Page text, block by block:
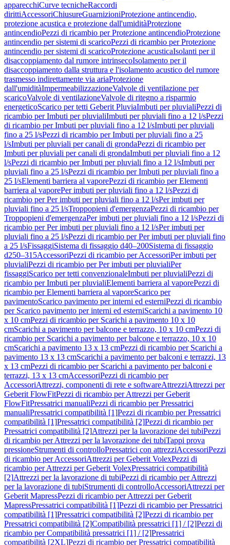
apparecchiCurve tecnicheRaccordi
dirittiAccessoriChiusureGuarnizioniProtezione antincendio,
protezione acustica e protezione dall'umiditàProtezione
antincendioPezzi di ricambio per Protezione antincendioProtezione
antincendio per sistemi di scaricoPezzi di ricambio per Protezione
antincendio per sistemi di scaricoProtezione acusticaIsolanti per il
disaccoppiamento dal rumore intrinsecoIsolamento per il
disaccoppiamento dalla struttura e l'isolamento acustico del rumore
trasmesso indirettamente via ariaProtezione
dall'umiditàImpermeabilizzazioneValvole di ventilazione per
scaricoValvole di ventilazioneValvole di ritegno a risparmio
energeticoScarico per tetti Geberit PluviaImbuti per pluvialiPezzi di
ricambio per Imbuti per pluvialiImbuti per pluviali fino a 12 l/sPezzi
di ricambio per Imbuti per pluviali fino a 12 l/sImbuti per pluviali
fino a 25 l/sPezzi di ricambio per Imbuti per pluviali fino a 25
l/sImbuti per pluviali per canali di grondaPezzi di ricambio per
Imbuti per pluviali per canali di grondaImbuti per pluviali fino a 12
l/sPezzi di ricambio per Imbuti per pluviali fino a 12 l/sImbuti per
pluviali fino a 25 l/sPezzi di ricambio per Imbuti per pluviali fino a
25 l/sElementi barriera al vaporePezzi di ricambio per Elementi
barriera al vaporePer imbuti per pluviali fino a 12 l/sPezzi di
ricambio per Per imbuti per pluviali fino a 12 l/sPer imbuti per
pluviali fino a 25 l/sTroppopieni d'emergenzaPezzi di ricambio per
Troppopieni d'emergenzaPer imbuti per pluviali fino a 12 l/sPezzi di
ricambio per Per imbuti per pluviali fino a 12 l/sPer imbuti per
pluviali fino a 25 l/sPezzi di ricambio per Per imbuti per pluviali fino
a 25 l/sFissaggiSistema di fissaggio d40–200Sistema di fissaggio
d250–315AccessoriPezzi di ricambio per AccessoriPer imbuti per
pluvialiPezzi di ricambio per Per imbuti per pluvialiPer
fissaggiScarico per tetti convenzionaleImbuti per pluvialiPezzi di
ricambio per Imbuti per pluvialiElementi barriera al vaporePezzi di
ricambio per Elementi barriera al vaporeScarico per
pavimentoScarico pavimento per interni ed esterniPezzi di ricambio
per Scarico pavimento per interni ed esterniScarichi a pavimento 10
x 10 cmPezzi di ricambio per Scarichi a pavimento 10 x 10
cmScarichi a pavimento per balcone e terrazzo, 10 x 10 cmPezzi di
ricambio per Scarichi a pavimento per balcone e terrazzo, 10 x 10
cmScarichi a pavimento 13 x 13 cmPezzi di ricambio per Scarichi a
pavimento 13 x 13 cmScarichi a pavimento per balconi e terrazzi, 13
x 13 cmPezzi di ricambio per Scarichi a pavimento per balconi e
terrazzi, 13 x 13 cmAccessoriPezzi di ricambio per
AccessoriAttrezzi, componenti di rete e softwareAttrezziAttrezzi per
Geberit FlowFitPezzi di ricambio per Attrezzi per Geberit
FlowFitPressatrici manualiPezzi di ricambio per Pressatrici
manualiPressatrici compatibilità [1]Pezzi di ricambio per Pressatrici
compatibilità [1]Pressatrici compatibilità [2]Pezzi di ricambio per
Pressatrici compatibilità [2]Attrezzi per la lavorazione dei tubiPezzi
di ricambio per Attrezzi per la lavorazione dei tubiTappi prova
pressioneStrumenti di controlloPressatrici con attrezziAccessoriPezzi
di ricambio per AccessoriAttrezzi per Geberit VolexPezzi di
ricambio per Attrezzi per Geberit VolexPressatrici compatibilità
[2]Attrezzi per la lavorazione di tubiPezzi di ricambio per Attrezzi
per la lavorazione di tubiStrumenti di controlloAccessoriAttrezzi per
Geberit MapressPezzi di ricambio per Attrezzi per Geberit
MapressPressatrici compatibilità [1]Pezzi di ricambio per Pressatrici
compatibilità [1]Pressatrici compatibilità [2]Pezzi di ricambio per
Pressatrici compatibilità [2]Compatibilità pressatrici [1] / [2]Pezzi di
ricambio per Compatibilità pressatrici [1] / [2]Pressatrici
compatibilità [2XL]Pezzi di ricambio per Pressatrici compatibilità